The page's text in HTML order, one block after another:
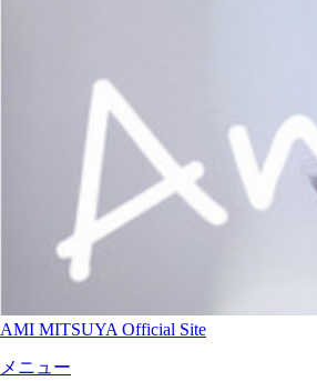
AMI MITSUYA Official Site
メニュー